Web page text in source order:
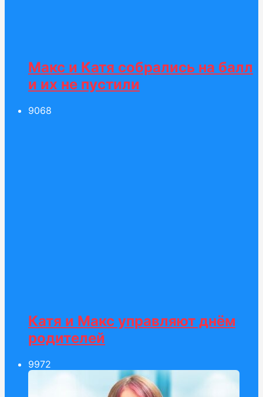
Макс и Катя собрались на балл
и их не пустили
9068
Катя и Макс управляют днём
родителей
9972